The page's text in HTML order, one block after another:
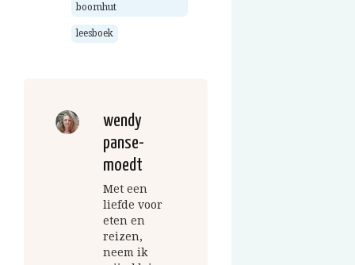
boomhut
leesboek
wendy
panse-
moedt
Met een
liefde voor
eten en
reizen,
neem ik